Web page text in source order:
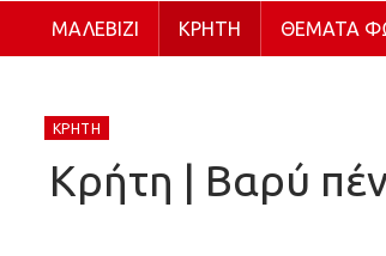
ΜΑΛΕΒΊΖΙ ΚΡΉΤΗ ΘΈΜΑΤΑ
ΚΡΉΤΗ
Κρήτη | Βαρύ